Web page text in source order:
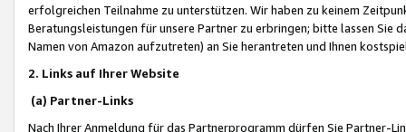
erfolgreichen Teilnahme zu unterstützen. Wir haben zu keinem
Beratungsleistungen für unsere Partner zu erbringen; bitte lassen Sie
Namen von Amazon aufzutreten) an Sie herantreten und Ihnen
2. Links auf Ihrer Website
(a) Partner-Links
Nach Ihrer Anmeldung für das Partnerprogramm dürfen Sie Partner-